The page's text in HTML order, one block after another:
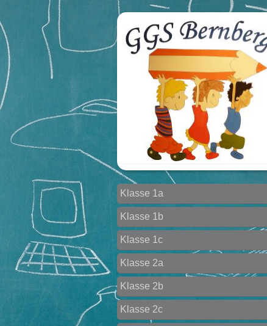
Klasse 1a
Klasse 1b
Klasse 1c
Klasse 2a
Klasse 2b
Klasse 2c